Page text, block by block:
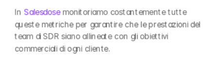
In Salesdose monitoriamo costantemente tutte
queste metriche per garantire che le prestazioni del
team di SDR siano allineate con gli obiettivi
commerciali di ogni cliente.